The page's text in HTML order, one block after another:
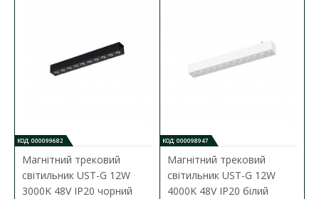
КОД: 000099682
Магнітний трековий
світильник UST-G 12W
3000K 48V IP20 чорний
КОД: 000098947
Магнітний трековий
світильник UST-G 12W
4000K 48V IP20 білий